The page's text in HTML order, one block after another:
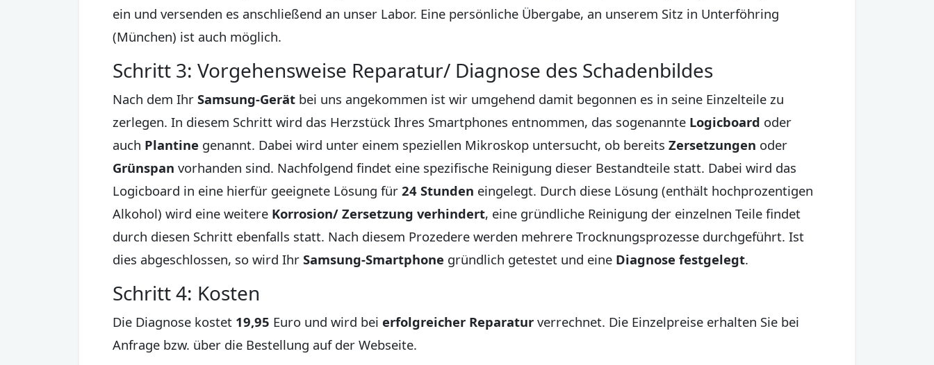
ein und versenden es anschließend an unser Labor. Eine persönliche Übergabe, an unserem Sitz in Unterföhring
(München) ist auch möglich.
Schritt 3: Vorgehensweise Reparatur/ Diagnose des Schadenbildes
Nach dem Ihr Samsung-Gerät bei uns angekommen ist wir umgehend damit begonnen es in seine Einzelteile zu
zerlegen. In diesem Schritt wird das Herzstück Ihres Smartphones entnommen, das sogenannte Logicboard oder
auch Plantine genannt. Dabei wird unter einem speziellen Mikroskop untersucht, ob bereits Zersetzungen oder
Grünspan vorhanden sind. Nachfolgend findet eine spezifische Reinigung dieser Bestandteile statt. Dabei wird das
Logicboard in eine hierfür geeignete Lösung für 24 Stunden eingelegt. Durch diese Lösung (enthält hochprozentigen
Alkohol) wird eine weitere Korrosion/ Zersetzung verhindert, eine gründliche Reinigung der einzelnen Teile findet
durch diesen Schritt ebenfalls statt. Nach diesem Prozedere werden mehrere Trocknungsprozesse durchgeführt. Ist
dies abgeschlossen, so wird Ihr Samsung-Smartphone gründlich getestet und eine Diagnose festgelegt.
Schritt 4: Kosten
Die Diagnose kostet 19,95 Euro und wird bei erfolgreicher Reparatur verrechnet. Die Einzelpreise erhalten Sie bei
Anfrage bzw. über die Bestellung auf der Webseite.